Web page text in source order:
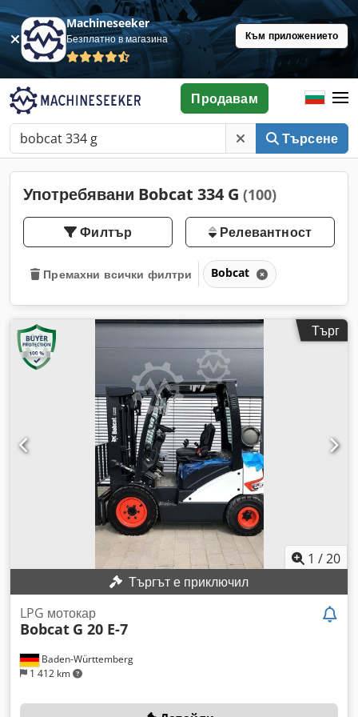
Machineseeker
Безплатно в магазина Към приложението
Търсене
Продавам
Употребявани Bobcat 334 G (100)
Филтър Релевантност
Премахни всички филтри Bobcat
Търг
1 /20
Търгът е приключил
Baden-Württemberg
1 412 km
LPG мотокар
Bobcat G 20 E-7